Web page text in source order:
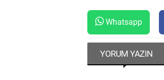
Whatsapp
YORUM YAZIN